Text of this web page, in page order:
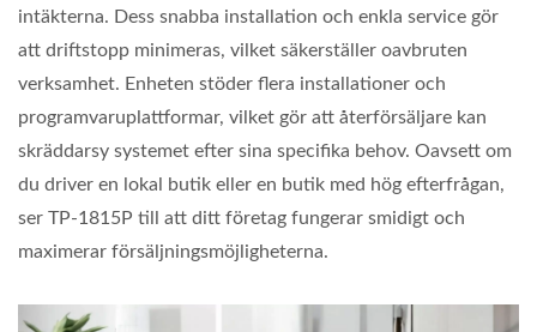
intäkterna. Dess snabba installation och enkla service gör
att driftstopp minimeras, vilket säkerställer oavbruten
verksamhet. Enheten stöder flera installationer och
programvaruplattformar, vilket gör att återförsäljare kan
skräddarsy systemet efter sina specifika behov. Oavsett om
du driver en lokal butik eller en butik med hög efterfrågan,
ser TP-1815P till att ditt företag fungerar smidigt och
maximerar försäljningsmöjligheterna.